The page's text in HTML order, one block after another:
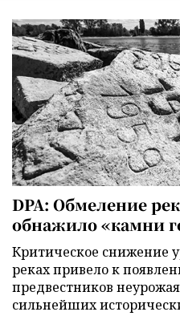
DPA: Обмеление
обнажило «камни
Критическое снижение
реках привело к
предвестников
сильнейших